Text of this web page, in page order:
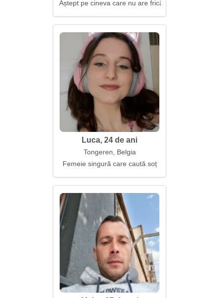
Aștept pe cineva care nu are frică
Luca, 24 de ani
Tongeren, Belgia
Femeie singură care caută soț